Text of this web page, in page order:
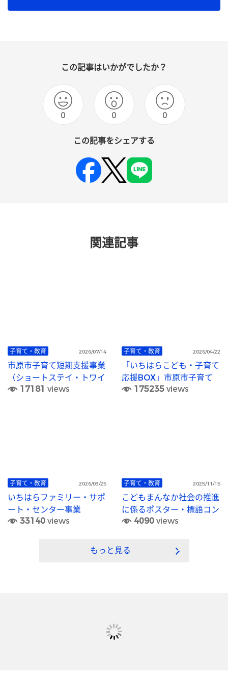
この記事はいかがでしたか？
0 0 0
この記事をシェアする
関連記事
子育て・教育 2026/07/14
市原市子育て短期支援事業
（ショートステイ・トワイ
ライトステイ）
17181 views
子育て・教育 2026/04/22
「いちはらこども・子育て
応援BOX」市原市子育て
支援情報
175235views
子育て・教育 2026/03/25
いちはらファミリー・サポ
ート・センター事業
33140views
子育て・教育 2025/11/15
こどもまんなか社会の推進
に係るポスター・標語コン
クール
4090views
もっと見る